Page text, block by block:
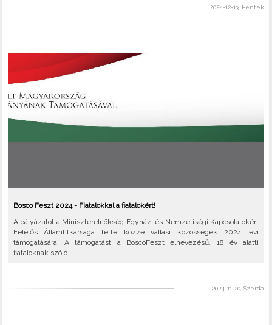
2024-12-13, Péntek
Bosco Feszt 2024 - Fiatalokkal a fiatalokért!
A pályázatot a Miniszterelnökség Egyházi és Nemzetiségi Kapcsolatokért
Felelős Államtitkársága tette közzé vallási közösségek 2024. évi
támogatására. A támogatást a BoscoFeszt elnevezésű, 18 év alatti
fiataloknak szóló..
2024-11-20, Szerda